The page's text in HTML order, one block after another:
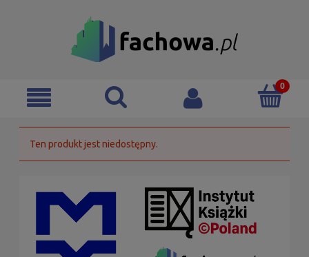
Ten produkt jest niedostępny.